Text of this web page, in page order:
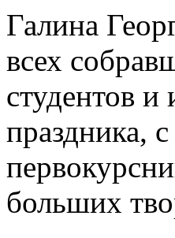
Галина
всех
студентов
праздника,
больших